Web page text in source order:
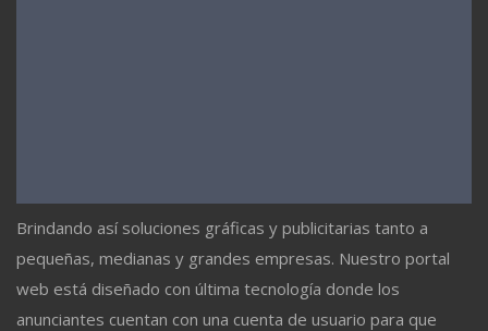
Brindando así soluciones gráficas y publicitarias tanto a
pequeñas, medianas y grandes empresas. Nuestro portal
web está diseñado con última tecnología donde los
anunciantes cuentan con una cuenta de usuario para que